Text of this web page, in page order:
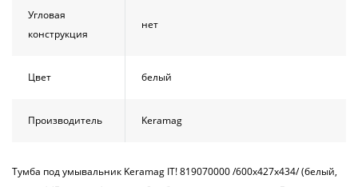
Угловая
конструкция
нет
Цвет белый
Производитель Keramag
Тумба под умывальник Keramag IT! 819070000 /600х427х434/ (белый,